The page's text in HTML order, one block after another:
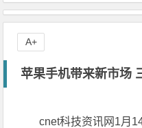
苹果手机带来新市场
cnet科技资讯网1月
A+